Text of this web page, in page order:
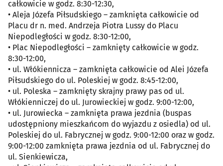
całkowicie w godz. 8:30-12:30,
• Aleja Józefa Piłsudskiego – zamknięta całkowicie od
Placu dr n. med. Andrzeja Piotra Lussy do Placu
Niepodległości w godz. 8:30-12:00,
• Plac Niepodległości – zamknięty całkowicie w godz.
8:30-12:00,
• ul. Włókiennicza – zamknięta całkowicie od Alei Józefa
Piłsudskiego do ul. Poleskiej w godz. 8:45-12:00,
• ul. Poleska – zamknięty skrajny prawy pas od ul.
Włókienniczej do ul. Jurowieckiej w godz. 9:00-12:00,
• ul. Jurowiecka – zamknięta prawa jezdnia (buspas
udostępniony mieszkańcom do wyjazdu z osiedla) od ul.
Poleskiej do ul. Fabrycznej w godz. 9:00-12:00 oraz w godz.
9:00-12:00 zamknięta prawa jezdnia od ul. Fabrycznej do
ul. Sienkiewicza,